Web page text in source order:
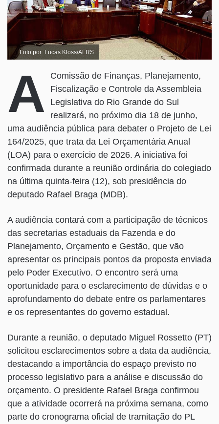
Foto por: Lucas Kloss/ALRS
A
Comissão de Finanças, Planejamento,
Fiscalização e Controle da Assembleia
Legislativa do Rio Grande do Sul
realizará, no próximo dia 18 de junho,
uma audiência pública para debater o Projeto de Lei
164/2025, que trata da Lei Orçamentária Anual
(LOA) para o exercício de 2026. A iniciativa foi
confirmada durante a reunião ordinária do colegiado
na última quinta-feira (12), sob presidência do
deputado Rafael Braga (MDB).
A audiência contará com a participação de técnicos
das secretarias estaduais da Fazenda e do
Planejamento, Orçamento e Gestão, que vão
apresentar os principais pontos da proposta enviada
pelo Poder Executivo. O encontro será uma
oportunidade para o esclarecimento de dúvidas e o
aprofundamento do debate entre os parlamentares
e os representantes do governo estadual.
Durante a reunião, o deputado Miguel Rossetto (PT)
solicitou esclarecimentos sobre a data da audiência,
destacando a importância do espaço previsto no
processo legislativo para a análise e discussão do
orçamento. O presidente Rafael Braga confirmou
que a atividade ocorrerá na próxima semana, como
parte do cronograma oficial de tramitação do PL